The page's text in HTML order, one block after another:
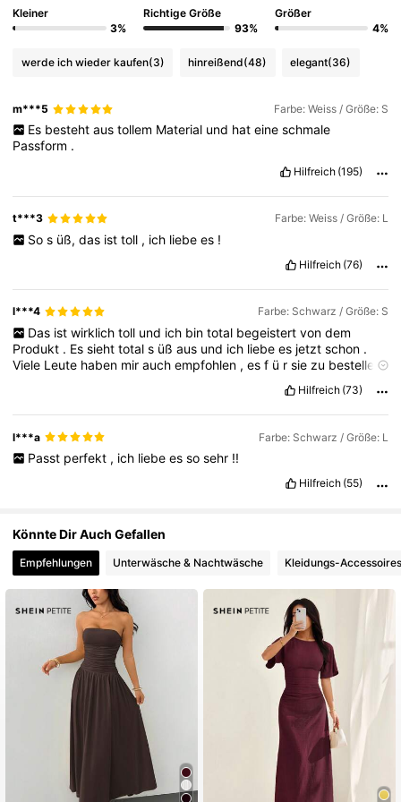
949K Follower
4,82 949K Follower
4,82 949K Follower
Kleiner
3%
Richtige Größe
93%
Größer
4%
werde ich wieder kaufen(3) hinreißend(48) elegant(36)
m***5 Farbe: Weiss / Größe: S
Es besteht aus tollem Material und hat eine schmale
Passform .
Hilfreich (195)
t***3 Farbe: Weiss / Größe: L
So s üß, das ist toll , ich liebe es !
Hilfreich (76)
l***4 Farbe: Schwarz / Größe: S
Das ist wirklich toll und ich bin total begeistert von dem
Produkt . Essiehttotals üßaus und ich liebees jetztschon .
Viele Leute haben mirauchempfohlen ,esf ü rsie zu bestellen
Hilfreich (73)
l***a Farbe: Schwarz / Größe: L
Passt perfekt , ich liebe es so sehr !!
Hilfreich (55)
Könnte Dir Auch Gefallen
Empfehlungen Unterwäsche & Nachtwäsche Kleidungs-Accessoires